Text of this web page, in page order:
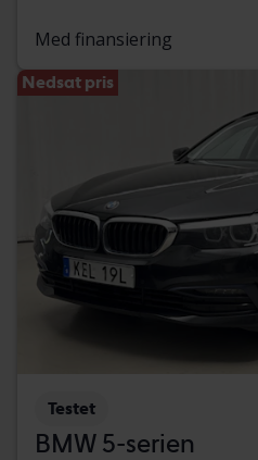
Med finansiering
Nedsat pris
Testet
BMW 5-serien